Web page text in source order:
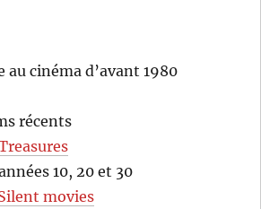
au cinéma d’avant 1980
récents
10, 20 et 30
movies